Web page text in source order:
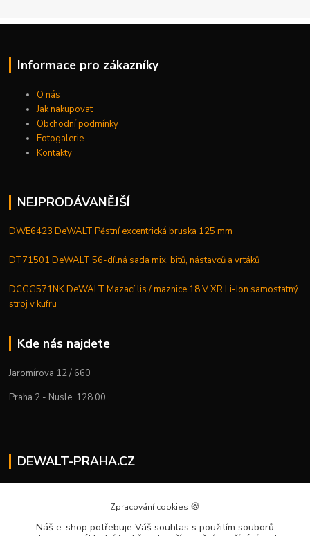
Informace pro zákazníky
O nás
Jak nakupovat
Obchodní podmínky
Fotogalerie
Kontakty
NEJPRODÁVANĚJŠÍ
DWE6423 DeWALT Pěstní excentrická bruska 125 mm
DT71501 DeWALT 56-dílná sada mix, bitů, nástavců a vrtáků
DCGG571NK DeWALT Mazací lis / maznice 18 V XR Li-Ion samostatný
stroj v kufru
Kde nás najdete
Jaromírova 12 / 660
Praha 2 - Nusle, 128 00
DEWALT-PRAHA.CZ
+420 224 936 535
Zpracování cookies 🍪
Náš e-shop potřebuje Váš souhlas s použitím souborů